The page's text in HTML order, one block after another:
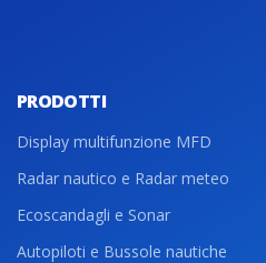
PRODOTTI
Display multifunzione MFD
Radar nautico e Radar meteo
Ecoscandagli e Sonar
Autopiloti e Bussole nautiche